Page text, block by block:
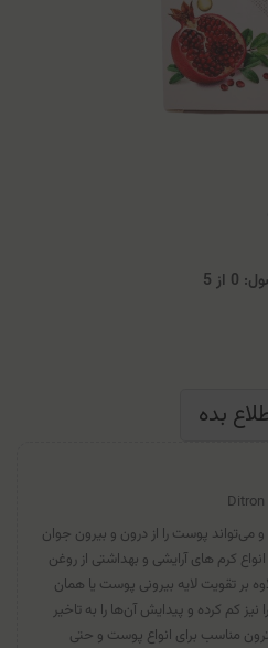
0 از 5
بده
می‌تواند پوست را از درون و بیرون جوان
کرم های آرایشی و بهداشتی از روغن
بر تقویت لایه بیرونی پوست یا همان
کم کرده و پیدایش آن‌ها را به تاخیر
مناسب برای انواع پوست و حتی